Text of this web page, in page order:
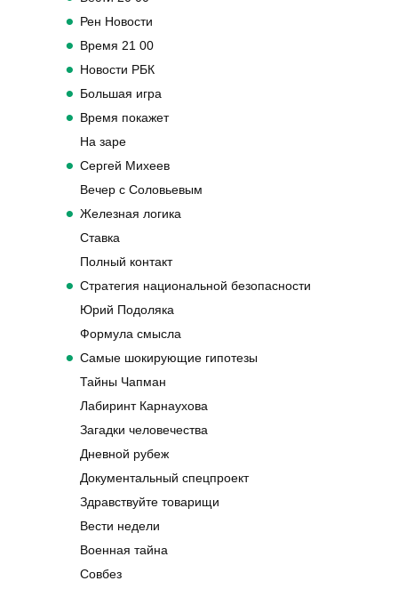
Рен Новости
Время 21 00
Новости РБК
Большая игра
Время покажет
На заре
Сергей Михеев
Вечер с Соловьевым
Железная логика
Ставка
Полный контакт
Стратегия национальной безопасности
Юрий Подоляка
Формула смысла
Самые шокирующие гипотезы
Тайны Чапман
Лабиринт Карнаухова
Загадки человечества
Дневной рубеж
Документальный спецпроект
Здравствуйте товарищи
Вести недели
Военная тайна
Совбез